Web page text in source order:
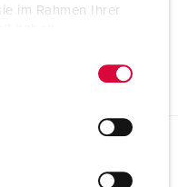
im Rahmen Ihrer
Xtension 8200